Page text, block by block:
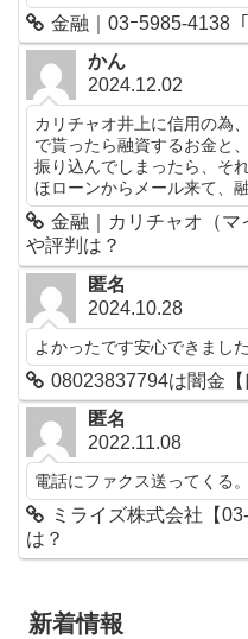
金融｜03ｰ5985-4138
かん
2024.12.02
カリチャオ井上に信用の為
で貰ったら融資するお金と
振り込んでしまったら、そ
ほローンからメール来て、
金融｜カリチャオ（マ
や評判は？
匿名
2024.10.28
よかったです安心できました
08023837794は闇金【
匿名
2022.11.08
電話にファクス送ってくる
ミライズ株式会社【
は？
新着情報